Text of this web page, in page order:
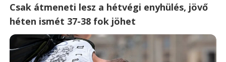
Csak átmeneti lesz a hétvégi enyhülés, jövő
héten ismét 37-38 fok jöhet